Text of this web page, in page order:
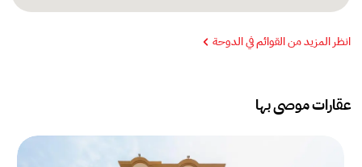
انظر المزيد من القوائم في الدوحة
عقارات موصى بها